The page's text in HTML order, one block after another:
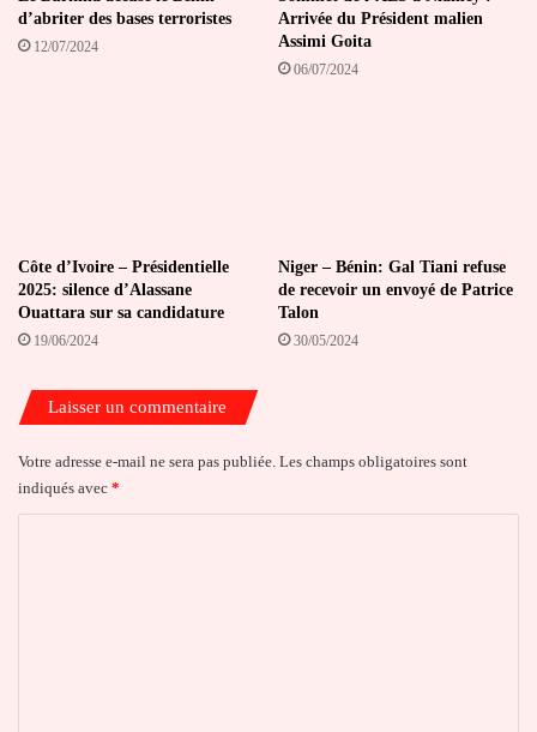
d’abriter des bases terroristes
12/07/2024
Arrivée du Président malien
Assimi Goita
06/07/2024
Côte d’Ivoire – Présidentielle
2025: silence d’Alassane
Ouattara sur sa candidature
19/06/2024
Niger – Bénin: Gal Tiani refuse
de recevoir un envoyé de Patrice
Talon
30/05/2024
Laisser un commentaire
Votre adresse e-mail ne sera pas publiée. Les champs obligatoires sont
indiqués avec *